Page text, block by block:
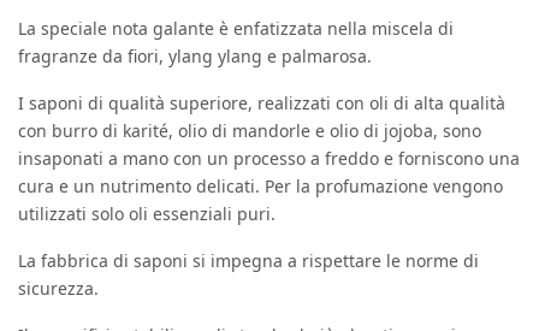
La speciale nota galante è enfatizzata nella miscela di
fragranze da fiori, ylang ylang e palmarosa.
I saponi di qualità superiore, realizzati con oli di alta qualità
con burro di karité, olio di mandorle e olio di jojoba, sono
insaponati a mano con un processo a freddo e forniscono una
cura e un nutrimento delicati. Per la profumazione vengono
utilizzati solo oli essenziali puri.
La fabbrica di saponi si impegna a rispettare le norme di
sicurezza.